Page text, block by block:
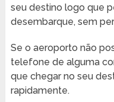
seu destino logo que
desembarque, sem
Se o aeroporto não
telefone de alguma
que chegar no seu
rapidamente.